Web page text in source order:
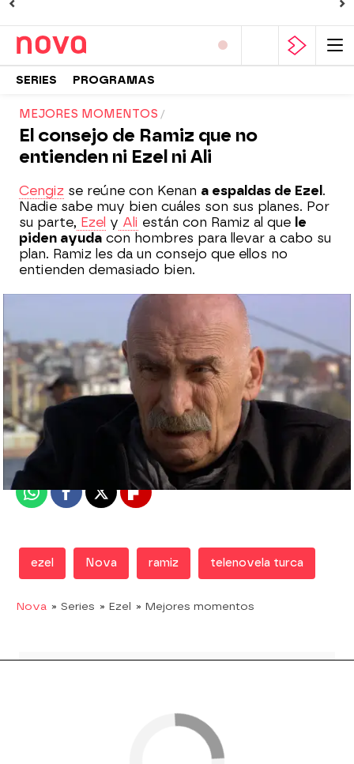
SERIES PROGRAMAS
MEJORES MOMENTOS
El consejo de Ramiz que no
entienden ni Ezel ni Ali
Cengiz se reúne con Kenan a espaldas de Ezel .
Nadie sabe muy bien cuáles son sus planes. Por
su parte, Ezel y Ali están con Ramiz al que le
piden ayuda con hombres para llevar a cabo su
plan. Ramiz les da un consejo que ellos no
entienden demasiado bien.
Nova
Publicado: 10 de diciembre de 2018, 21:17
WhatsappFacebook
X Flipboard
ezel Nova ramiz telenovela turca
Nova » Series » Ezel » Mejores momentos